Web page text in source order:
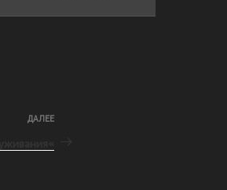
ДАЛЕЕ